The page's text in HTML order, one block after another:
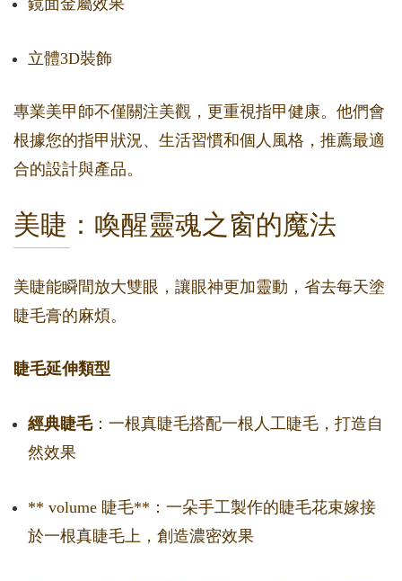
鏡面金屬效果
立體3D裝飾
專業美甲師不僅關注美觀，更重視指甲健康。他們會
根據您的指甲狀況、生活習慣和個人風格，推薦最適
合的設計與產品。
美睫：喚醒靈魂之窗的魔法
美睫能瞬間放大雙眼，讓眼神更加靈動，省去每天塗
睫毛膏的麻煩。
睫毛延伸類型
經典睫毛：一根真睫毛搭配一根人工睫毛，打造自
然效果
** volume 睫毛**：一朵手工製作的睫毛花束嫁接
於一根真睫毛上，創造濃密效果